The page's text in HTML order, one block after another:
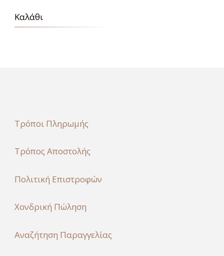
Καλάθι
Τρόποι Πληρωμής
Τρόπος Αποστολής
Πολιτική Επιστροφών
Χονδρική Πώληση
Αναζήτηση Παραγγελίας